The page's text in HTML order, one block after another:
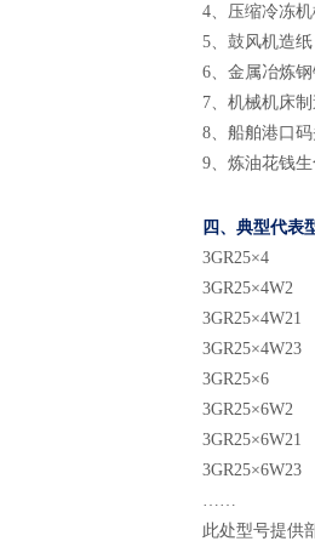
4、 压缩冷冻
5、 鼓风机造纸
6、 金属冶炼
7、 机械机床
8、 船舶港口
9、 炼油花钱
四、典型代表
3GR25×4
3GR25×4W2
3GR25×4W21
3GR25×4W23
3GR25×6
3GR25×6W2
3GR25×6W21
3GR25×6W23
……
此处型号提供